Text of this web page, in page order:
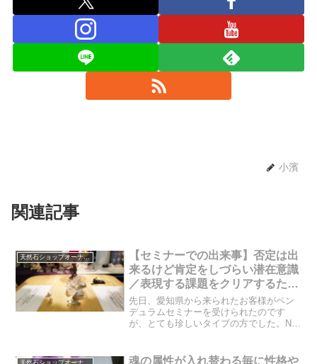
小濱
関連記事
天然石ショップオーナーのブログ
【セミナーでの出来事】否定は出
来るけど肯定をしづらい潜在意識
／表現する課題をクリアするため
に
先日、愛知県から来られたお客様がペン
デュラムセミナーを受けられたのです
が、とても珍しいタイプの方でした。NO
す。実は、潜在意識がそういう答え方を
魂の属性が入れ替わる毎に性格や